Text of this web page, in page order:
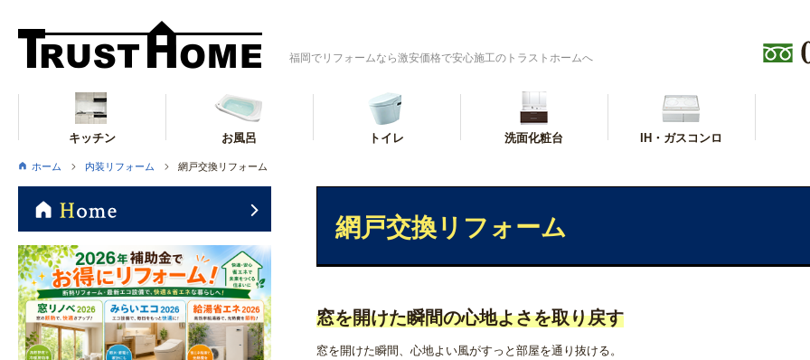
福岡でリフォームなら激安価格で安心施工のトラストホームへ
キッチン お風呂 トイレ 洗面化粧台 IH・ガスコンロ
ホーム 内装リフォーム 網戸交換リフォーム
網戸交換リフォーム
窓を開けた瞬間の心地よさを取り戻す
窓を開けた瞬間、心地よい風がすっと部屋を通り抜ける。